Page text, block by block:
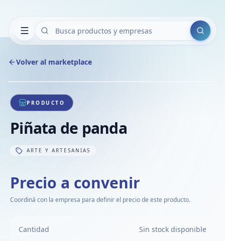
Buscar
Volver al marketplace
1/1
PRODUCTO
Piñata de panda
ARTE Y ARTESANIAS
Precio a convenir
Coordiná con la empresa para definir el precio de este producto.
Cantidad Sin stock disponible